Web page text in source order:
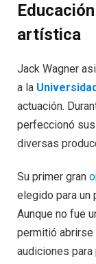
artística
Jack Wagner
a la Universidad
actuación.
perfeccionó
diversas
Su primer gran
elegido para un
Aunque no fue
permitió abrirse
audiciones